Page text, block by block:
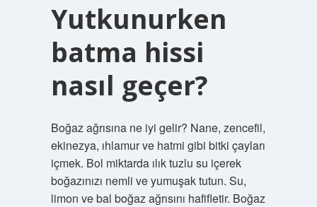
Yutkunurken
batma hissi
nasıl geçer?
Boğaz ağrısına ne iyi gelir? Nane, zencefil,
ekinezya, ıhlamur ve hatmi gibi bitki çayları
içmek. Bol miktarda ılık tuzlu su içerek
boğazınızı nemli ve yumuşak tutun. Su,
limon ve bal boğaz ağrısını hafifletir. Boğaz